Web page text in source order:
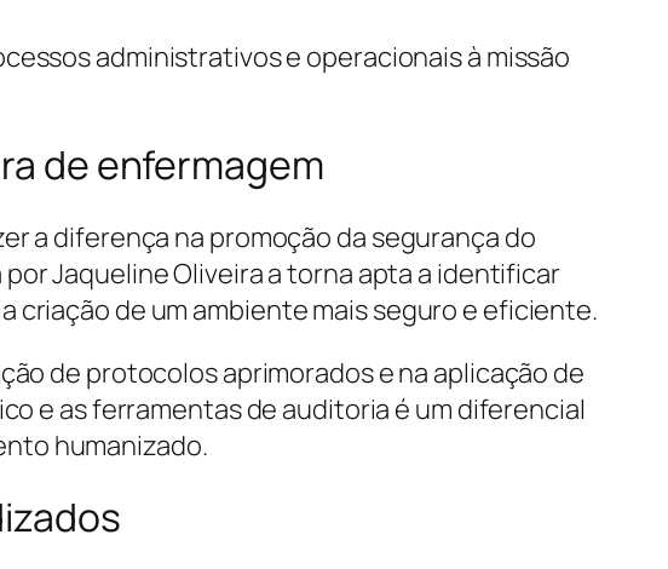
administrativos e operacionais à missão
de enfermagem
a diferença na promoção da segurança do
Jaqueline Oliveira a torna apta a identificar
de um ambiente mais seguro e eficiente.
de protocolos aprimorados e na aplicação de
e as ferramentas de auditoria é um diferencial
humanizado.